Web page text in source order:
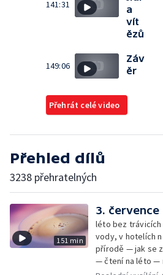
141:31
a
vít
ězů
149:06
Záv
ěr
Přehrát celé video
Přehled dílů
3238 přehratelných
151 min
3. července
léto bez
vody, v hotelích
přírodě — jak se
— čtení na léto —